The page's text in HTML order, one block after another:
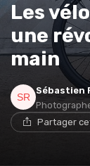
Les
une
main
Sébastien
Partager